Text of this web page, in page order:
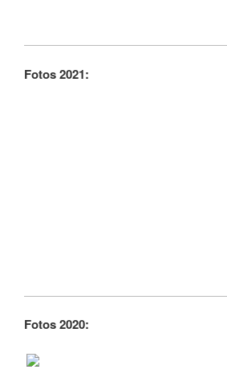
Fotos 2021:
Fotos 2020: